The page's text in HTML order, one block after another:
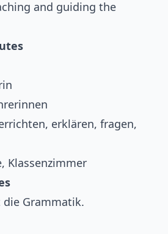
and guiding the
erklären, fragen,
Klassenzimmer
die Grammatik.